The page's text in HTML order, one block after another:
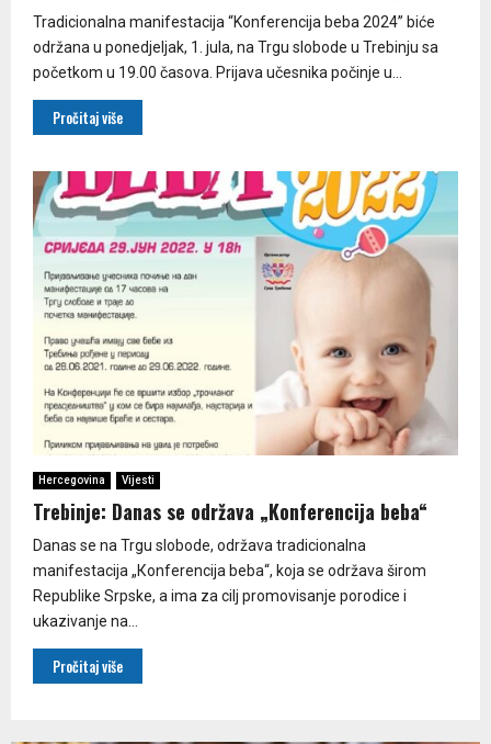
Tradicionalna manifestacija “Konferencija beba 2024” biće
održana u ponedjeljak, 1. jula, na Trgu slobode u Trebinju sa
početkom u 19.00 časova. Prijava učesnika počinje u...
Pročitaj više
Hercegovina Vijesti
Trebinje: Danas se održava „Konferencija beba“
Danas se na Trgu slobode, održava tradicionalna
manifestacija „Кonferencija beba“, koja se održava širom
Republike Srpske, a ima za cilj promovisanje porodice i
ukazivanje na...
Pročitaj više